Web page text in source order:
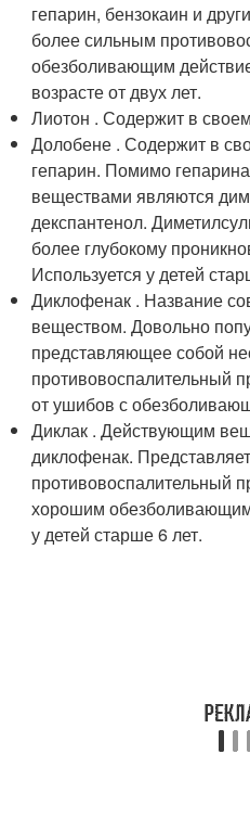
гепарин, бензокаин и
более сильным
обезболивающим
возрасте от двух лет.
Лиотон . Содержит в
Долобене . Содержит в
гепарин. Помимо
веществами являются
декспантенол.
более глубокому
Используется у детей
Диклофенак . Название
веществом. Довольно
представляющее собой
противовоспалительный
от ушибов с
Диклак . Действующим
диклофенак.
противовоспалительный
хорошим
у детей старше 6 лет.